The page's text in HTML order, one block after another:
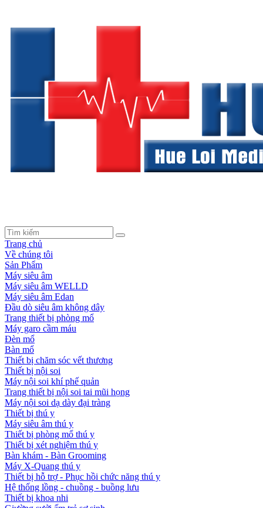
Trang chủ
Về chúng tôi
Sản Phẩm
Máy siêu âm
Máy siêu âm WELLD
Máy siêu âm Edan
Đầu dò siêu âm không dây
Trang thiết bị phòng mổ
Máy garo cầm máu
Đèn mổ
Bàn mổ
Thiết bị chăm sóc vết thương
Thiết bị nội soi
Máy nội soi khí phế quản
Trang thiết bị nội soi tai mũi họng
Máy nội soi dạ dày đại tràng
Thiết bị thú y
Máy siêu âm thú y
Thiết bị phòng mổ thú y
Thiết bị xét nghiệm thú y
Bàn khám - Bàn Grooming
Máy X-Quang thú y
Thiết bị hỗ trợ - Phục hồi chức năng thú y
Hệ thống lồng - chuồng - buồng lưu
Thiết bị khoa nhi